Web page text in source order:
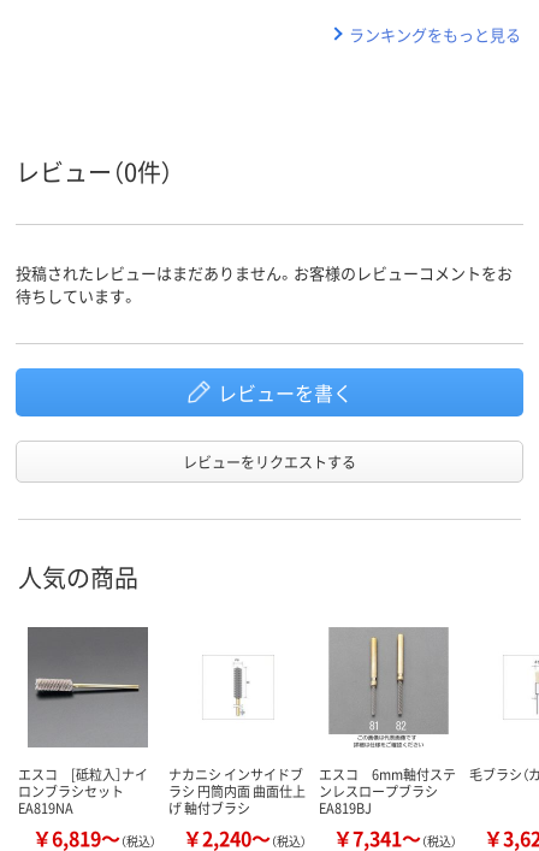
ランキングをもっと見る
レビュー（0件）
投稿されたレビューはまだありません。お客様のレビューコメントをお
待ちしています。
レビューを書く
レビューをリクエストする
人気の商品
エスコ [砥粒入］ナイ
ロンブラシセット
EA819NA
￥6,819～（税込）
ナカニシ インサイドブ
ラシ 円筒内面 曲面仕上
げ 軸付ブラシ
￥2,240～（税込）
エスコ 6mm軸付ステ
ンレスロープブラシ
EA819BJ
￥7,341～（税込）
毛ブラシ（
￥